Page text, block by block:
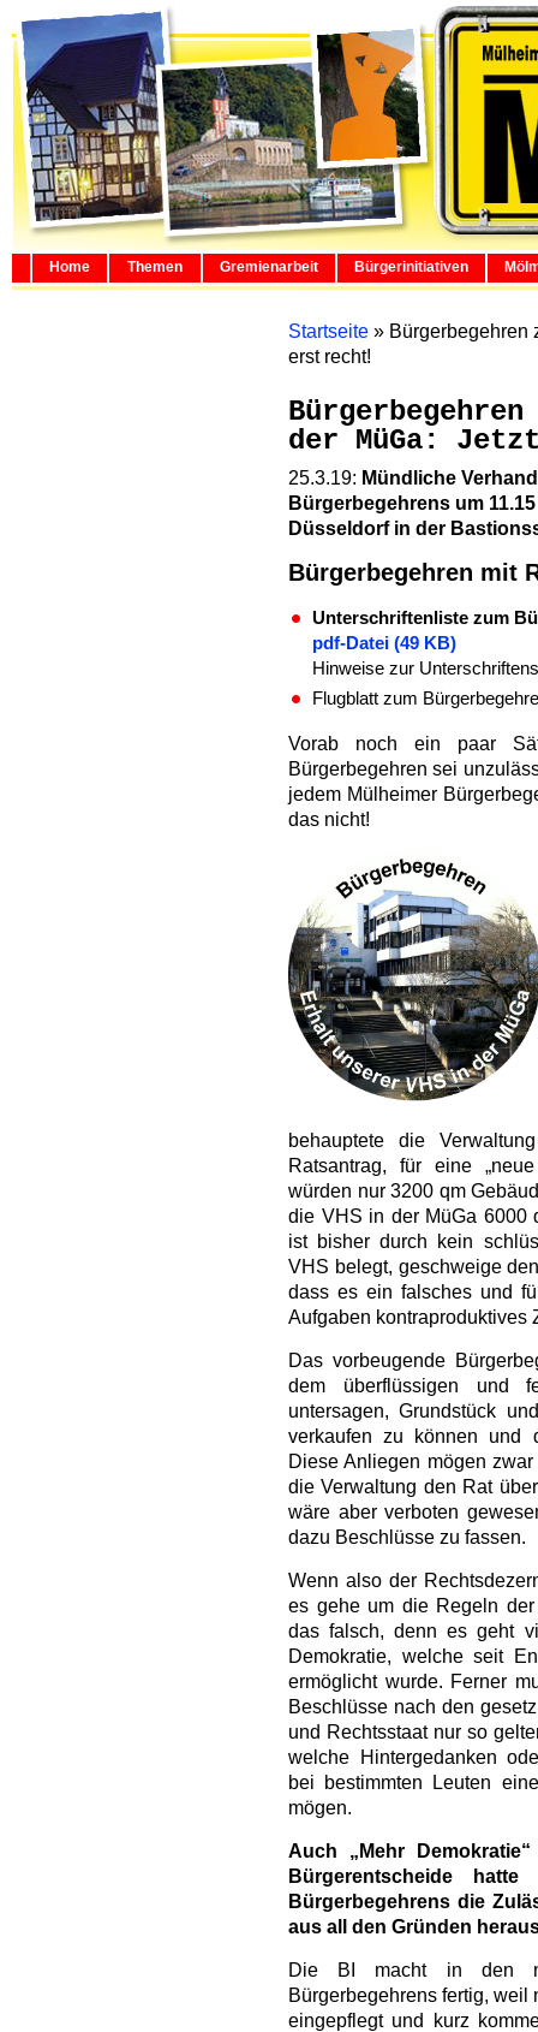
Home Themen Gremienarbeit Bürgerinitiativen
Startseite » Bürgerbegehren
erst recht!
der MüGa:
25.3.19: Mündliche
Bürgerbegehrens um
Düsseldorf in der
Bürgerbegehren mit
Unterschriftenliste zum
pdf-Datei (49 KB)
Hinweise zur
Flugblatt zum
Vorab noch ein paar
Bürgerbegehren sei
jedem Mülheimer
das nicht!
behauptete die
Ratsantrag, für eine
würden nur 3200 qm
die VHS in der MüGa 6000
ist bisher durch kein
VHS belegt, geschweige
dass es ein falsches und
Aufgaben kontraproduktives
Das vorbeugende
dem überflüssigen und
untersagen, Grundstück
verkaufen zu können und
Diese Anliegen mögen
die Verwaltung den Rat
wäre aber verboten
dazu Beschlüsse zu fassen.
Wenn also der
es gehe um die Regeln
das falsch, denn es geht
Demokratie, welche seit
ermöglicht wurde. Ferner
Beschlüsse nach den
und Rechtsstaat nur so
welche Hintergedanken
bei bestimmten Leuten
mögen.
Auch „Mehr
Bürgerentscheide
Bürgerbegehrens die
aus all den Gründen
Die BI macht in den
Bürgerbegehrens fertig, weil
eingepflegt und kurz